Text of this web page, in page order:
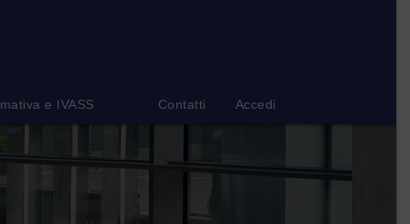
e IVASS Contatti Accedi